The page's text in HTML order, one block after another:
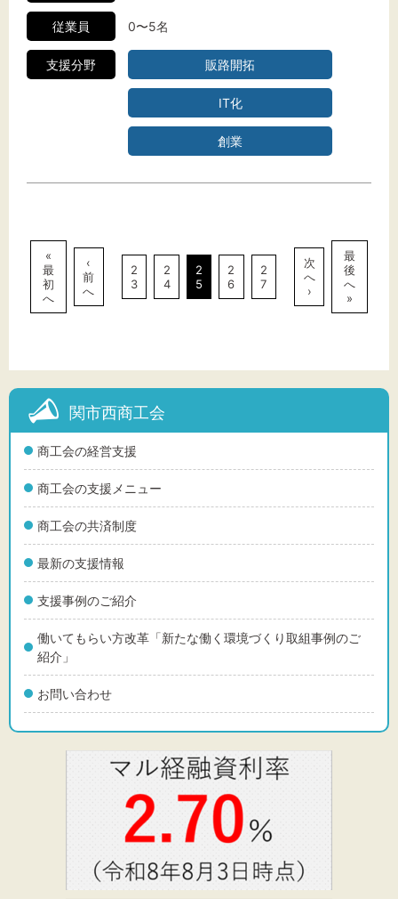
関市西商工会
商工会の経営支援
商工会の支援メニュー
商工会の共済制度
最新の支援情報
支援事例のご紹介
働いてもらい方改革「新たな働く環境づくり取組事例のご
紹介」
お問い合わせ
従業員 0〜5名
支援分野 販路開拓
IT化
創業
«
最
初
へ
‹
前
へ
2
3
2
4
2
5
2
6
2
7
次
へ
›
最
後
へ
»